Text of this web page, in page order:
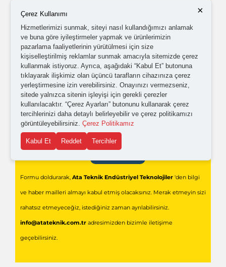
Kişisel verilerimin işlenmesine yönelikaydınlatma ve
açık rıza metni'ni okudum, onaylıyorum.
Gönder
Formu doldurarak, Ata Teknik Endüstriyel Teknolojiler'den bilgi
ve haber mailleri almayı kabul etmiş olacaksınız. Merak etmeyin sizi
rahatsız etmeyeceğiz, istediğiniz zaman ayrılabilirsiniz.
info@atateknik.com.tradresimizden bizimle iletişime
geçebilirsiniz.
×
Çerez Kullanımı
Hizmetlerimizi sunmak, siteyi nasıl kullandığımızı anlamak
ve buna göre iyileştirmeler yapmak ve ürünlerimizin
pazarlama faaliyetlerinin yürütülmesi için size
kişiselleştirilmiş reklamlar sunmak amacıyla sitemizde çerez
kullanmak istiyoruz. Ayrıca, aşağıdaki “Kabul Et” butonuna
tıklayarak ilişkimiz olan üçüncü tarafların cihazınıza çerez
yerleştirmesine izin verebilirsiniz. Onayınızı vermezseniz,
sitede yalnızca sitenin işleyişi için gerekli çerezler
kullanılacaktır. “Çerez Ayarları” butonunu kullanarak çerez
tercihlerinizi daha detaylı belirleyebilir ve çerez politikamızı
görüntüleyebilirsiniz. Çerez Politikamız
Kabul Et Reddet Tercihler